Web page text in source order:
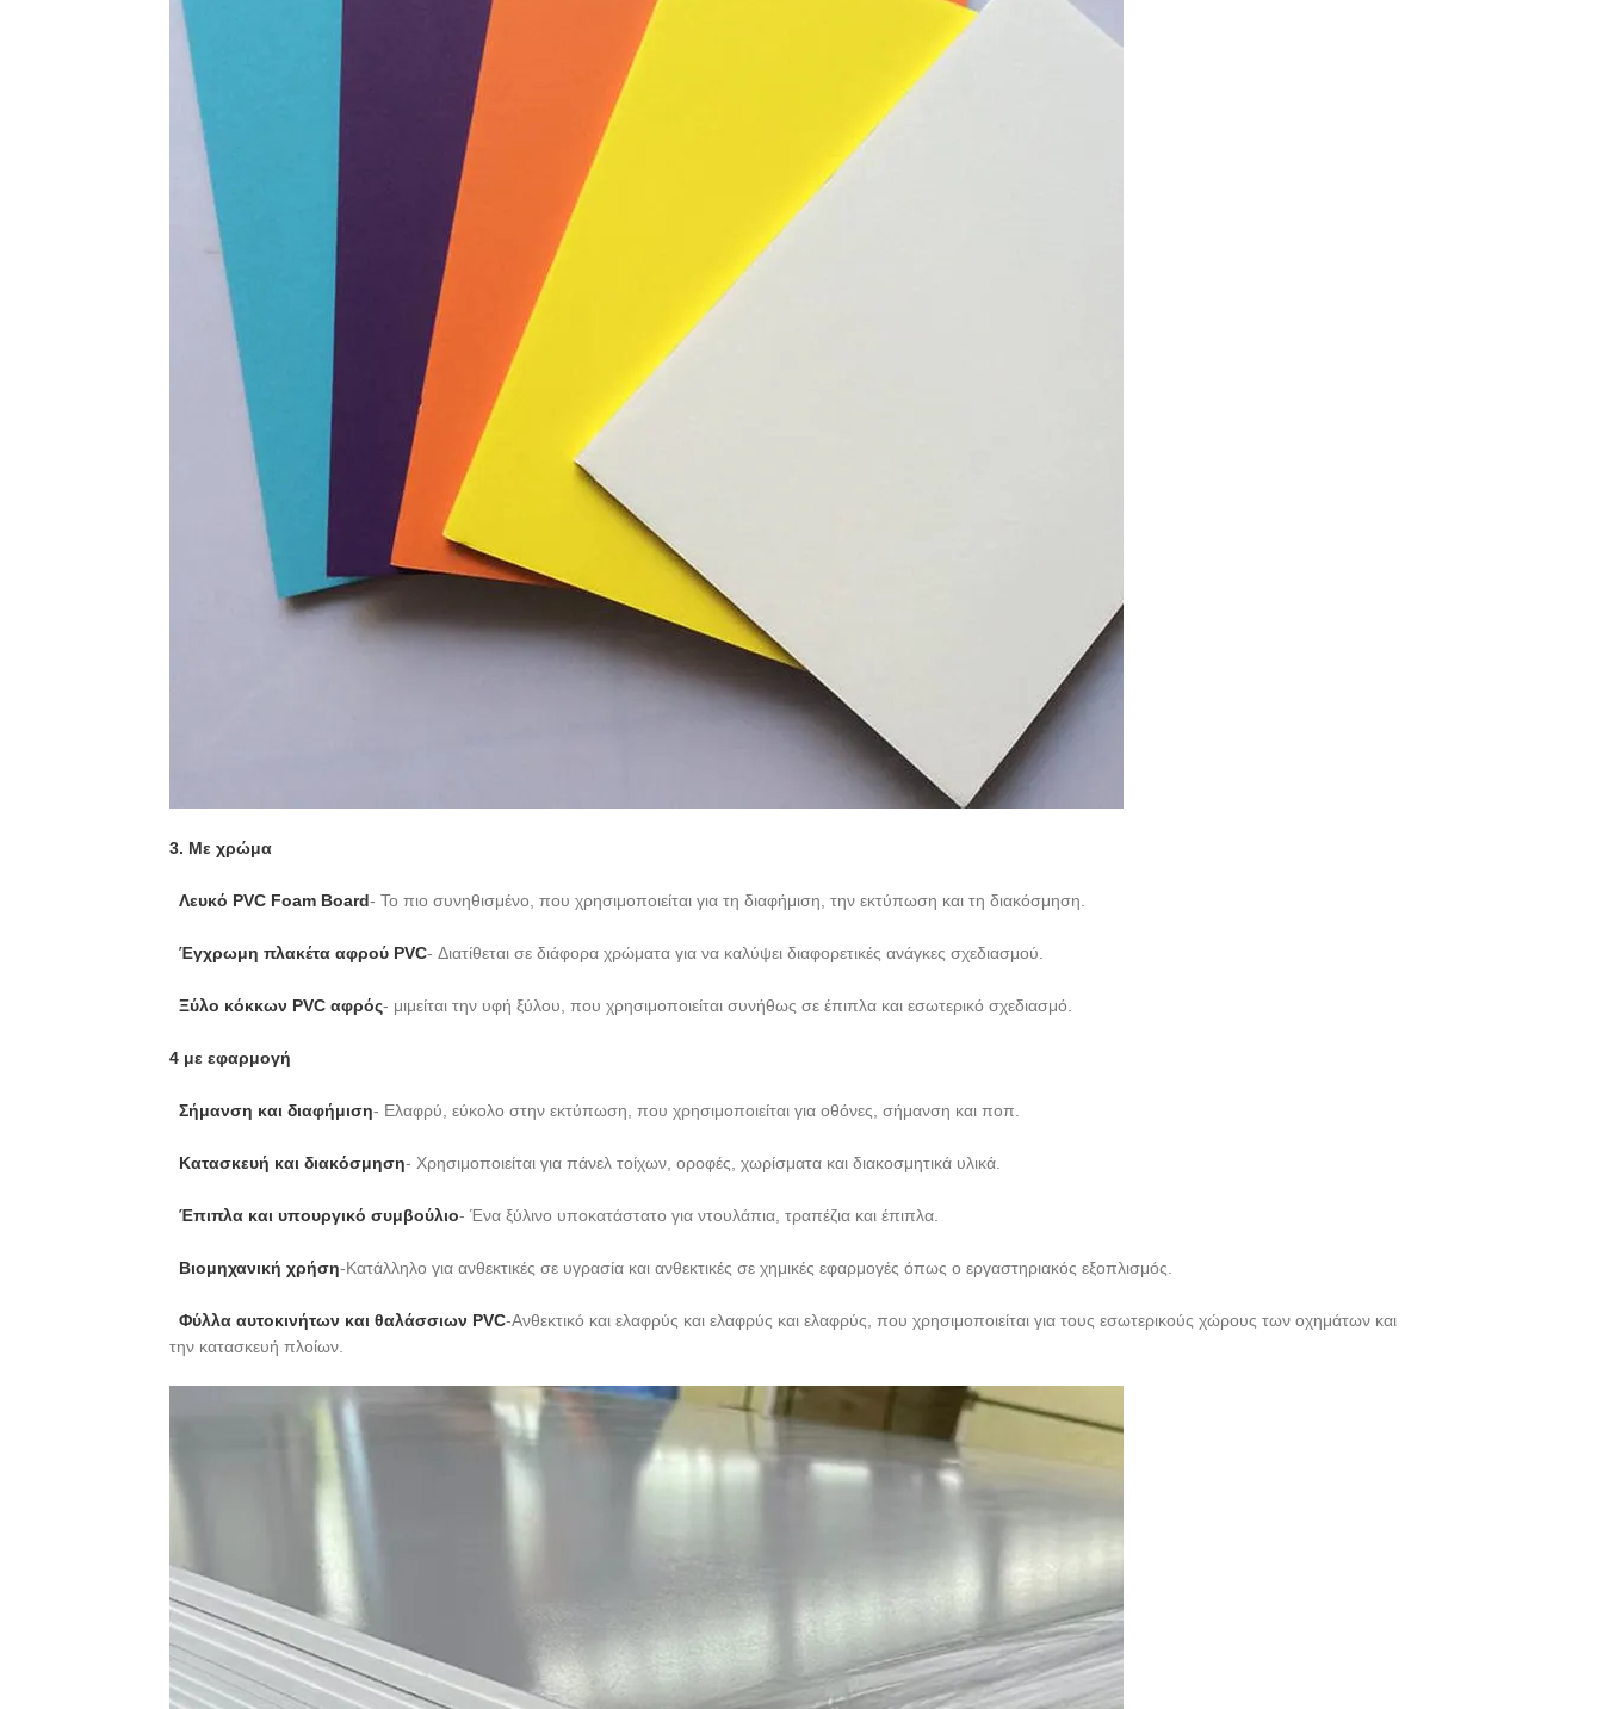
3. Με χρώμα
Λευκό PVC Foam Board- Το πιο συνηθισμένο, που χρησιμοποιείται για τη διαφήμιση, την εκτύπωση και τη διακόσμηση.
Έγχρωμη πλακέτα αφρού PVC- Διατίθεται σε διάφορα χρώματα για να καλύψει διαφορετικές ανάγκες σχεδιασμού.
Ξύλο κόκκων PVC αφρός- μιμείται την υφή ξύλου, που χρησιμοποιείται συνήθως σε έπιπλα και εσωτερικό σχεδιασμό.
4 με εφαρμογή
Σήμανση και διαφήμιση- Ελαφρύ, εύκολο στην εκτύπωση, που χρησιμοποιείται για οθόνες, σήμανση και ποπ.
Κατασκευή και διακόσμηση- Χρησιμοποιείται για πάνελ τοίχων, οροφές, χωρίσματα και διακοσμητικά υλικά.
Έπιπλα και υπουργικό συμβούλιο- Ένα ξύλινο υποκατάστατο για ντουλάπια, τραπέζια και έπιπλα.
Βιομηχανική χρήση-Κατάλληλο για ανθεκτικές σε υγρασία και ανθεκτικές σε χημικές εφαρμογές όπως ο εργαστηριακός εξοπλισμός.
Φύλλα αυτοκινήτων και θαλάσσιων PVC-Ανθεκτικό και ελαφρύς και ελαφρύς και ελαφρύς, που χρησιμοποιείται για τους εσωτερικούς χώρους των οχημάτων και
την κατασκευή πλοίων.